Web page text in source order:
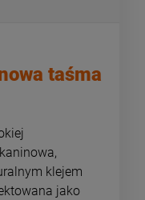
taśma
klejem
jako